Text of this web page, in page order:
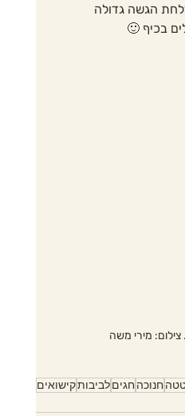
הגשה גדולה
בכיף 🙂
מירי משה
חנוכה חגיםלביבותקישואים